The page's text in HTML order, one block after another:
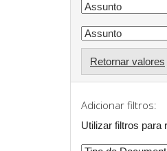
Retornar valores
Adicionar filtros:
Utilizar filtros para